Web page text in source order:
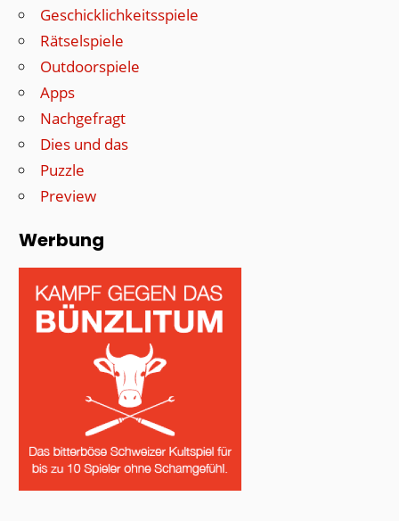
Geschicklichkeitsspiele
Rätselspiele
Outdoorspiele
Apps
Nachgefragt
Dies und das
Puzzle
Preview
Werbung